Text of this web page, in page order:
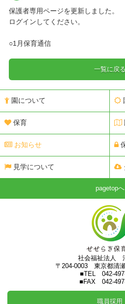
保護者専用ページを更新しました。
ログインしてください。
○1月保育通信
一覧に戻る
園について
保育
お知らせ
見学について
pagetopへ
社会福祉法人
〒204-0003 東京都清
■TEL 042-
■FAX 042-
職員採用